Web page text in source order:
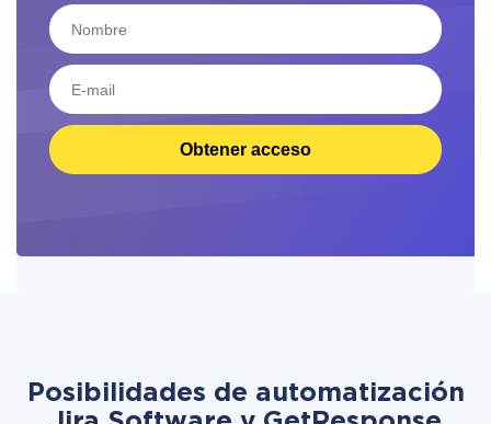
Obtener acceso
Posibilidades de automatización